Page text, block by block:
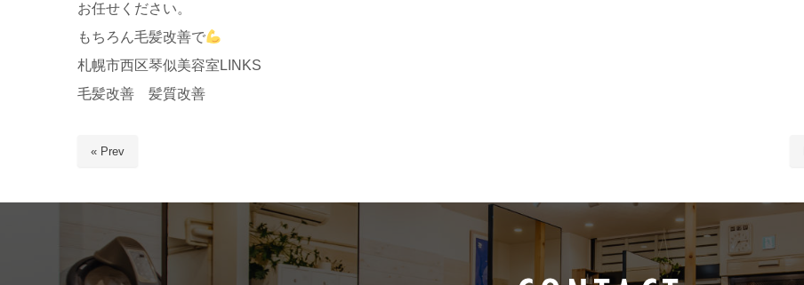
お任せください。
もちろん毛髪改善で
札幌市西区琴似美容室LINKS
毛髪改善 髪質改善
« Prev